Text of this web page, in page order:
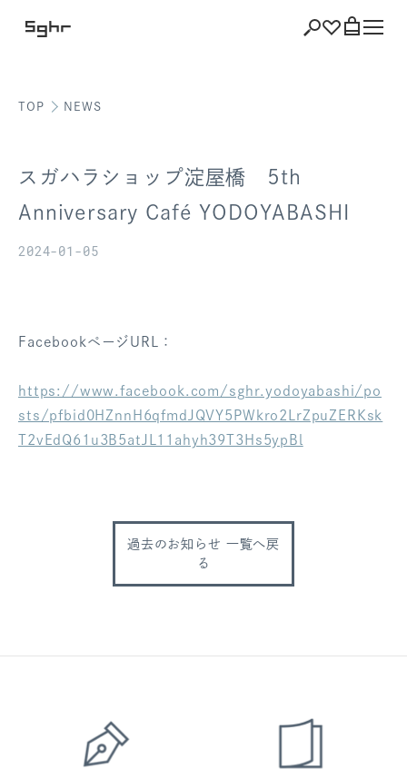
ショッピング バッグを見る
お気に入り
ログアウト
TOP NEWS
スガハラショップ淀屋橋 5th
Anniversary Café YODOYABASHI
2024-01-05
FacebookページURL：
https://www.facebook.com/sghr.yodoyabashi/po
sts/pfbid0HZnnH6qfmdJQVY5PWkro2LrZpuZERKsk
T2vEdQ61u3B5atJL11ahyh39T3Hs5ypBl
過去のお知らせ 一覧へ戻
る